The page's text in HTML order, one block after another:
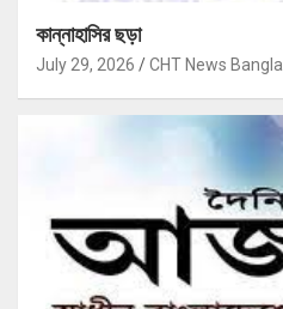
কান্নাহাসির ছড়া
July 29, 2026 CHT News Bangla